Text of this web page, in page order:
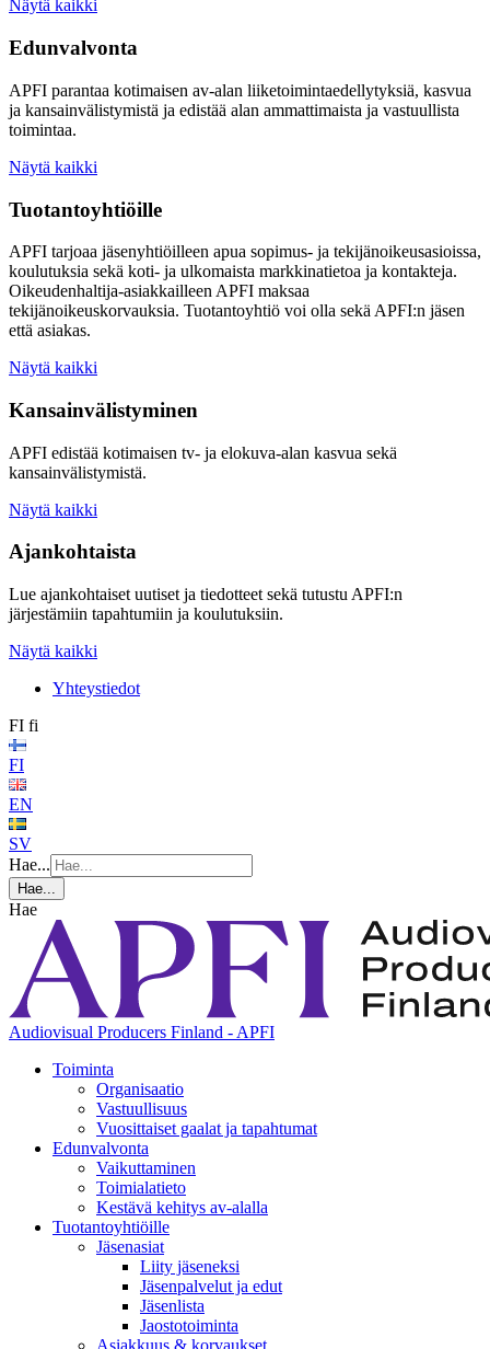
Näytä kaikki
Edunvalvonta
APFI parantaa kotimaisen av-alan liiketoimintaedellytyksiä, kasvua
ja kansainvälistymistä ja edistää alan ammattimaista ja vastuullista
toimintaa.
Näytä kaikki
Tuotantoyhtiöille
APFI tarjoaa jäsenyhtiöilleen apua sopimus- ja tekijänoikeusasioissa,
koulutuksia sekä koti- ja ulkomaista markkinatietoa ja kontakteja.
Oikeudenhaltija-asiakkailleen APFI maksaa
tekijänoikeuskorvauksia. Tuotantoyhtiö voi olla sekä APFI:n jäsen
että asiakas.
Näytä kaikki
Kansainvälistyminen
APFI edistää kotimaisen tv- ja elokuva-alan kasvua sekä
kansainvälistymistä.
Näytä kaikki
Ajankohtaista
Lue ajankohtaiset uutiset ja tiedotteet sekä tutustu APFI:n
järjestämiin tapahtumiin ja koulutuksiin.
Näytä kaikki
Yhteystiedot
FI fi
FI
EN
SV
Hae...
Hae...
Hae
Audiovisual Producers Finland - APFI
Toiminta
Organisaatio
Vastuullisuus
Vuosittaiset gaalat ja tapahtumat
Edunvalvonta
Vaikuttaminen
Toimialatieto
Kestävä kehitys av-alalla
Tuotantoyhtiöille
Jäsenasiat
Liity jäseneksi
Jäsenpalvelut ja edut
Jäsenlista
Jaostotoiminta